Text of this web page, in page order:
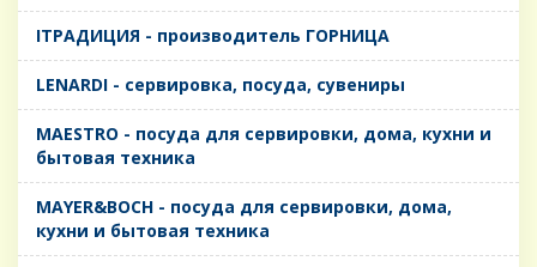
IТРАДИЦИЯ - производитель ГОРНИЦА
LENARDI - сервировка, посуда, сувениры
MAESTRO - посуда для сервировки, дома, кухни и
бытовая техника
MAYER&BOCH - посуда для сервировки, дома,
кухни и бытовая техника